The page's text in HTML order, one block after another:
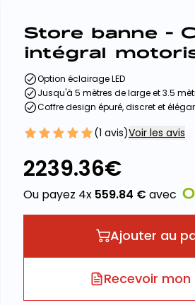
Store banne -
intégral
Option éclairage LED
Jusqu'à 5 mètres de large et 3.5
Coffre design épuré, discret et
(1 avis)Voir les avis
2239.36€
Ou payez 4x 559.84 € avec
Ajouter au
Recevoir mon